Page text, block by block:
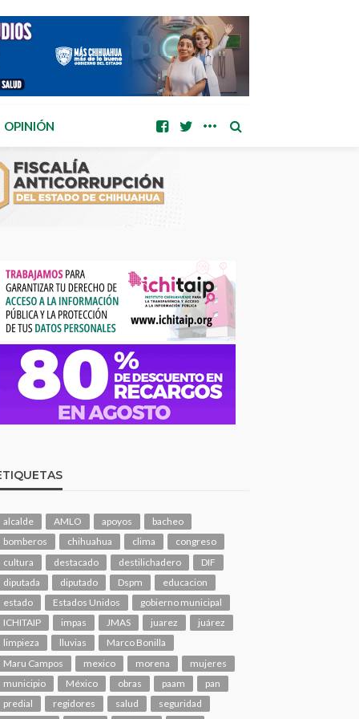
OPINIÓN
alcalde AMLO apoyos
bacheo
bomberos
chihuahua clima
congreso
cultura
destacado destilichadero
DIF
diputada
diputado Dspm
educacion
estado
Estados Unidos
gobierno municipal
ICHITAIP
impas JMAS juarez
juárez
limpieza
lluvias
Marco Bonilla
Maru Campos
mexico morena
mujeres
municipio
México obras paam
pan
predial
regidores salud
seguridad